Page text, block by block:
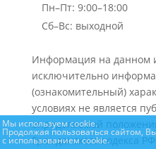
Мы используем cookie.
Продолжая пользоваться сайтом,
с использованием cookie.
Пн–Пт: 9:00–18:00
Сб–Вс: выходной
Информация на данном
исключительно
(ознакомительный)
условиях не является
определяемой
Гражданского кодекса